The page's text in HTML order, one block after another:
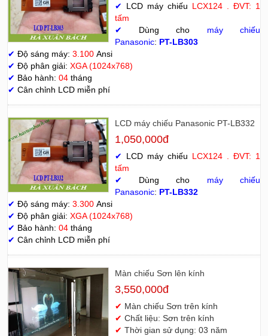
✔ LCD máy chiếu LCX124 . ĐVT: 1
tấm
✔
Dùng cho máy chiếu
Panasonic: PT-LB303
✔ Độ sáng máy: 3.100 Ansi
✔ Độ phân giải: XGA (1024x768)
✔ Bảo hành: 04 tháng
✔ Cân chỉnh LCD miễn phí
LCD máy chiếu Panasonic PT-LB332
1,050,000đ
✔ LCD máy chiếu LCX124 . ĐVT: 1
tấm
✔
Dùng cho máy chiếu
Panasonic: PT-LB332
✔ Độ sáng máy: 3.300 Ansi
✔ Độ phân giải: XGA (1024x768)
✔ Bảo hành: 04 tháng
✔ Cân chỉnh LCD miễn phí
Màn chiếu Sơn lên kính
3,550,000đ
✔ Màn chiếu Sơn trên kính
✔ Chất liệu: Sơn trên kính
✔ Thời gian sử dụng: 03 năm